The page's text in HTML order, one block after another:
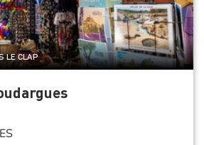
LE CLAP